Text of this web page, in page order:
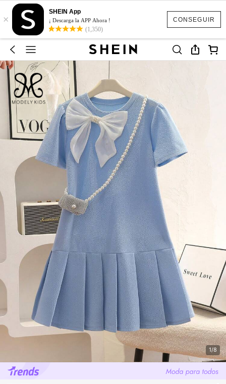
CONSEGUIR
×
SHEIN App
¡ Descarga la APP Ahora !
(1,350)
1/8